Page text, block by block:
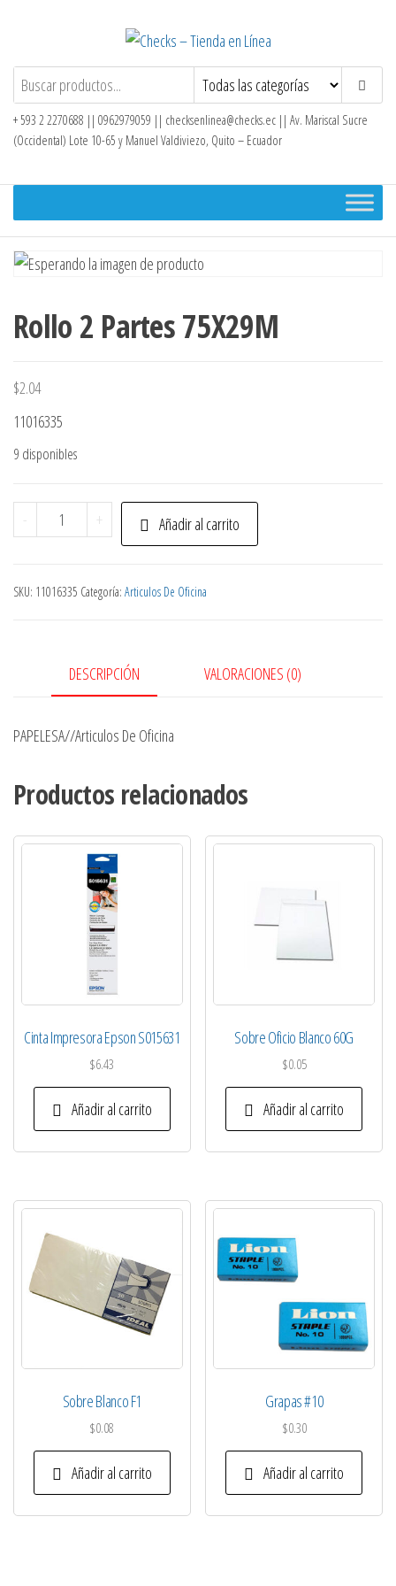
contenido
Checks – Tienda en Línea
+ 593 2 2270688 || 0962979059 || checksenlinea@checks.ec || Av. Mariscal Sucre
(Occidental) Lote 10-65 y Manuel Valdiviezo, Quito – Ecuador
Rollo 2 Partes 75X29M
$2.04
11016335
9 disponibles
-
Rollo
2
75X29M
+ Añadir al carrito
SKU: 11016335 Categoría: Articulos De Oficina
DESCRIPCIÓN VALORACIONES (0)
PAPELESA//Articulos De Oficina
Productos relacionados
Cinta Impresora Epson S015631
$6.43
Añadir al carrito
Sobre Oficio Blanco 60G
$0.05
Añadir al carrito
Sobre Blanco F1
$0.08
Añadir al carrito
Grapas #10
$0.30
Añadir al carrito